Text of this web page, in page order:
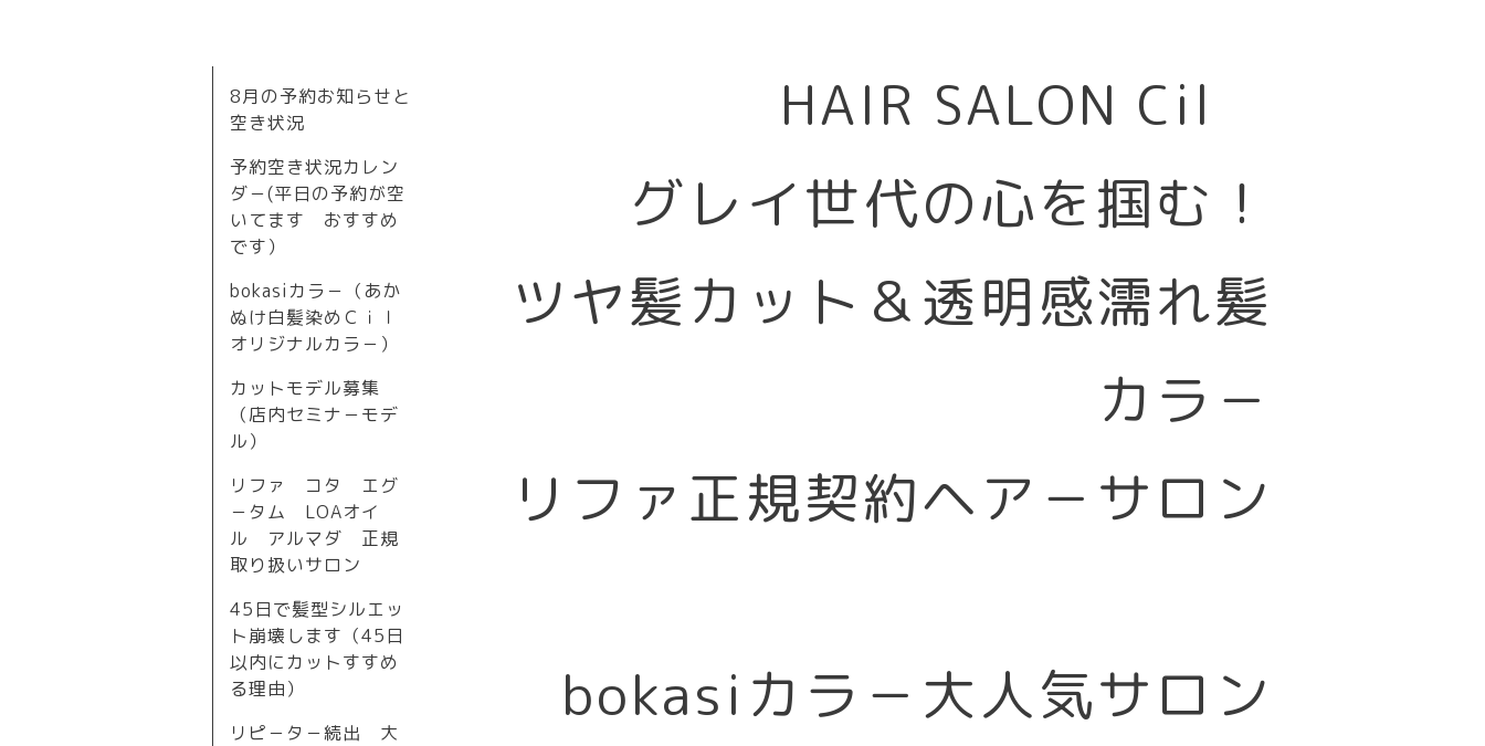
HAIR SALON Cil
グレイ世代の心を掴む！
ツヤ髪カット＆透明感濡れ髪
カラ－
リファ正規契約ヘア－サロン
bokasiカラ－大人気サロン
8月の予約お知らせと
空き状況
予約空き状況カレン
ダ－(平日の予約が空
いてます おすすめ
です）
bokasiカラ－（あか
ぬけ白髪染めＣｉｌ
オリジナルカラ－）
カットモデル募集
（店内セミナ－モデ
ル）
リファ コタ エグ
－タム LOAオイ
ル アルマダ 正規
取り扱いサロン
45日で髪型シルエッ
ト崩壊します（45日
以内にカットすすめ
る理由）
リピ－タ－続出 大